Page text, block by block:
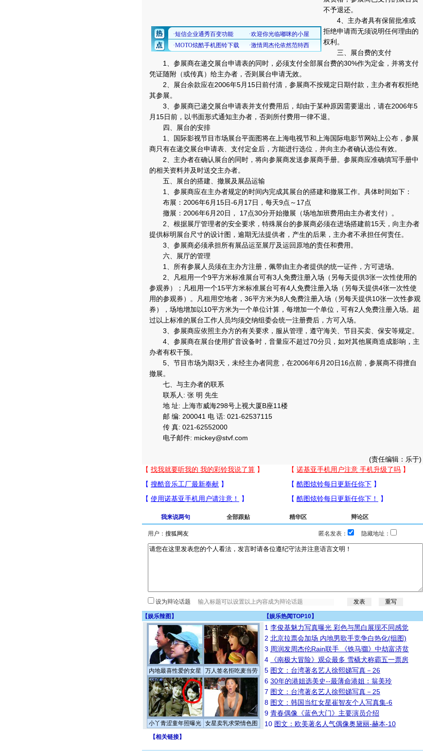
不予退还。
4、主办者具有保留批准或
拒绝申请而无须说明任何理由的
权利。
三、展台费的支付
1、参展商在递交展台申请表的同时，必须支付全部展台费的30%作为定金，并将支付
凭证随附（或传真）给主办者，否则展台申请无效。
2、展台余款应在2006年5月15日前付清，参展商不按规定日期付款，主办者有权拒绝
其参展。
3、参展商已递交展台申请表并支付费用后，却由于某种原因需要退出，请在2006年5
月15日前，以书面形式通知主办者，否则所付费用一律不退。
四、展台的安排
1、国际影视节目市场展台平面图将在上海电视节和上海国际电影节网站上公布，参展
商只有在递交展台申请表、支付定金后，方能进行选位，并向主办者确认选位有效。
2、主办者在确认展台的同时，将向参展商发送参展商手册。参展商应准确填写手册中
的相关资料并及时送交主办者。
五、展台的搭建、撤展及展品运输
1、参展商应在主办者规定的时间内完成其展台的搭建和撤展工作。具体时间如下：
布展：2006年6月15日-6月17日，每天9点～17点
撤展：2006年6月20日， 17点30分开始撤展（场地加班费用由主办者支付）。
2、根据展厅管理者的安全要求，特殊展台的参展商必须在进场搭建前15天，向主办者
提供标明展台尺寸的设计图，逾期无法提供者，产生的后果，主办者不承担任何责任。
3、参展商必须承担所有展品运至展厅及运回原地的责任和费用。
六、展厅的管理
1、所有参展人员须在主办方注册，佩带由主办者提供的统一证件，方可进场。
2、凡租用一个9平方米标准展台可有3人免费注册入场（另每天提供3张一次性使用的
参观券）；凡租用一个15平方米标准展台可有4人免费注册入场（另每天提供4张一次性使
用的参观券）。凡租用空地者，36平方米为8人免费注册入场（另每天提供10张一次性参观
券），场地增加以10平方米为一个单位计算，每增加一个单位，可有2人免费注册入场。超
过以上标准的展台工作人员均须交纳组委会统一注册费后，方可入场。
3、参展商应依照主办方的有关要求，服从管理，遵守海关、节目买卖、保安等规定。
4、参展商在展台使用扩音设备时，音量应不超过70分贝，如对其他展商造成影响，主
办者有权干预。
5、节目市场为期3天，未经主办者同意，在2006年6月20日16点前，参展商不得擅自
撤展。
七、与主办者的联系
联系人: 张 明 先生
地 址: 上海市威海298号上视大厦B座11楼
邮 编: 200041 电 话: 021-62537115
传 真: 021-62552000
电子邮件: mickey@stvf.com
(责任编辑：乐于)
我来说两句 全部跟贴 精华区 辩论区
用户： 匿名发表： 隐藏地址：
设为辩论话题
【娱乐辣图 】 【娱乐热闻TOP10】
内地最喜性爱的女星 万人签名拒吃麦当劳
小丫青涩童年照曝光 女星卖乳求荣情色图
1 李俊基魅力写真曝光 彩色与黑白展现不同感觉
2 北京拉票会加场 内地男歌手竞争白热化(组图)
3 周润发周杰伦Rain联手 《铁马骝》中劫富济贫
4
《南极大冒险》观众最多 雪橇犬称霸五一票房
5 图文：台湾著名艺人徐熙娣写真－26
6 30年的港姐选美史--最薄命港姐：翁美玲
7 图文：台湾著名艺人徐熙娣写真－25
8 图文：韩国当红女星崔智友个人写真集-6
9 青春偶像《蓝色大门》主要演员介绍
10 图文：欧美著名人气偶像奥黛丽-赫本-10
【相关链接】